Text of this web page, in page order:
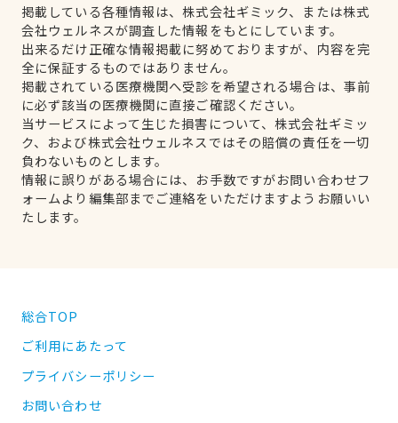
掲載している各種情報は、株式会社ギミック、または株式
会社ウェルネスが調査した情報をもとにしています。
出来るだけ正確な情報掲載に努めておりますが、内容を完
全に保証するものではありません。
掲載されている医療機関へ受診を希望される場合は、事前
に必ず該当の医療機関に直接ご確認ください。
当サービスによって生じた損害について、株式会社ギミッ
ク、および株式会社ウェルネスではその賠償の責任を一切
負わないものとします。
情報に誤りがある場合には、お手数ですがお問い合わせフ
ォームより編集部までご連絡をいただけますようお願いい
たします。
総合TOP
ご利用にあたって
プライバシーポリシー
お問い合わせ